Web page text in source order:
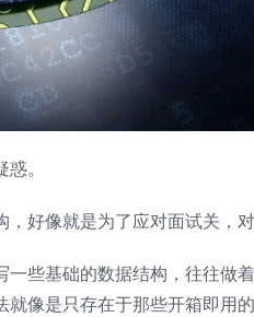
。
好像就是为了应对面试关，
些基础的数据结构，往往做
就像是只存在于那些开箱即用